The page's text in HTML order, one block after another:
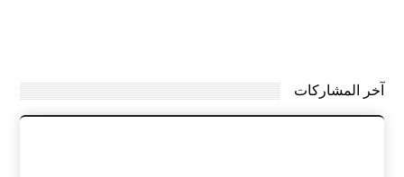
آخر المشاركات